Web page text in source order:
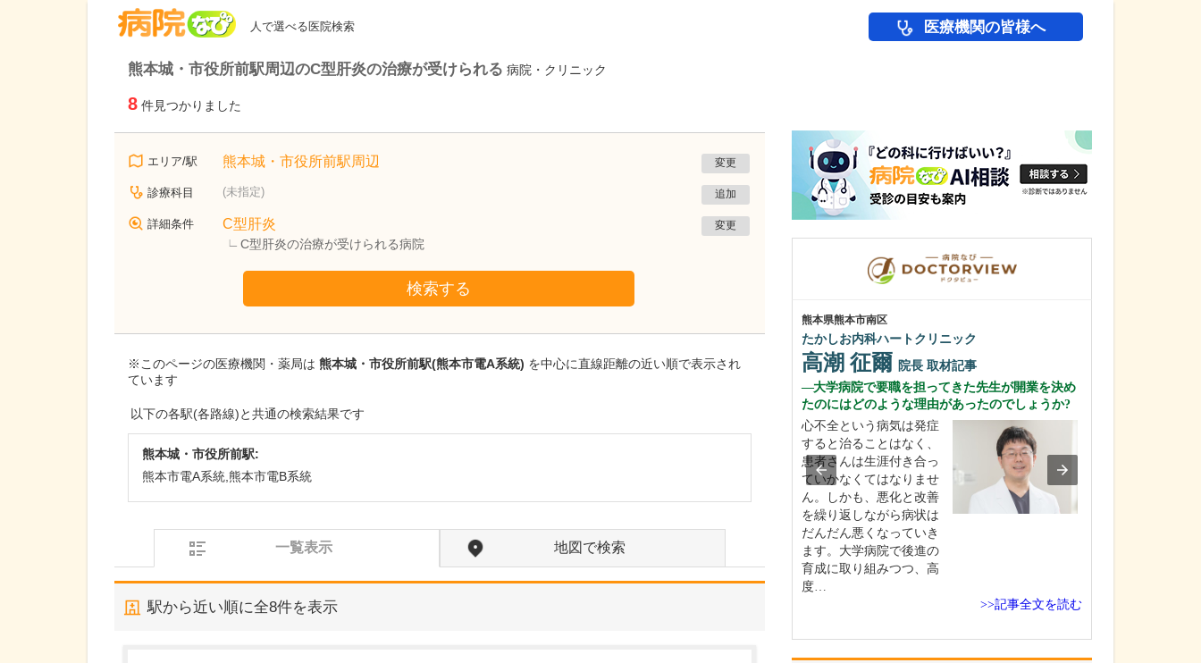
人で選べる医院検索 医療機関の皆様へ
熊本城・市役所前駅周辺のC型肝炎の治療が受けられる 病院・クリニック
8 件見つかりました
エリア/駅 熊本城・市役所前駅周辺 変更
診療科目 (未指定) 追加
詳細条件 C型肝炎
C型肝炎の治療が受けられる病院
変更
検索する
※このページの医療機関・薬局は 熊本城・市役所前駅(熊本市電A系統) を中心に直線距離の近い順で表示され
ています
以下の各駅(各路線)と共通の検索結果です
熊本城・市役所前駅:
熊本市電A系統,熊本市電B系統
一覧表示 地図で検索
駅から近い順に全8件を表示
熊本県熊本市南区
たかしお内科ハートクリニック
高潮 征爾 院長 取材記事
大学病院で要職を担ってきた先生が開業を決め
たのにはどのような理由があったのでしょうか?
心不全という病気は発症
すると治ることはなく、
患者さんは生涯付き合っ
ていかなくてはなりませ
ん。しかも、悪化と改善
を繰り返しながら病状は
だんだん悪くなっていき
ます。大学病院で後進の
育成に取り組みつつ、高
度…
>>記事全文を読む
富山駅前おおむら内科・内視鏡クリニック
大村 仁志院長取材記事
を提供できるようになり
資格も有する野澤副院長
をはじめ、非常勤…
>>記事全文を読む